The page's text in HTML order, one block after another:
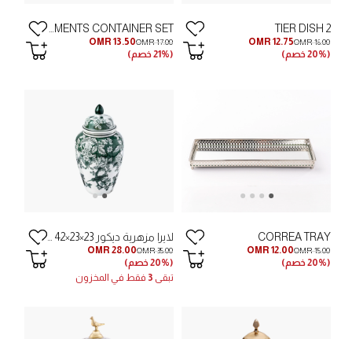
2 TIER DISH
OMR 12.75OMR 16.00
(20% خصم)
CONDIMENTS CONTAINER SET
OMR 13.50OMR 17.00
(21% خصم)
CORREA TRAY
OMR 12.00OMR 15.00
(20% خصم)
لايرا مزهرية ديكور 23×23×42 سم - أخضر/أبيض
OMR 28.00OMR 35.00
(20% خصم)
تبقى 3فقط في المخزون